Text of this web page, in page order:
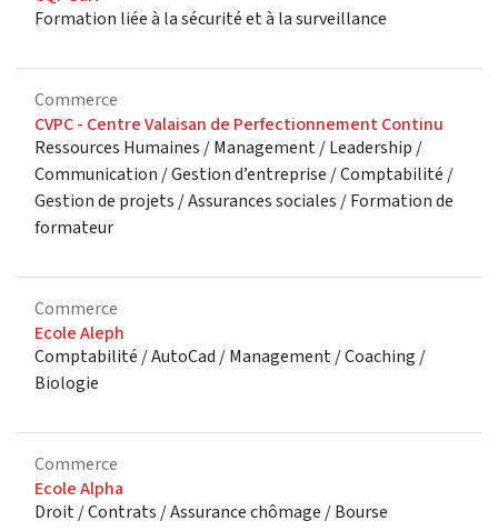
Formation liée à la sécurité et à la surveillance
Commerce
CVPC - Centre Valaisan de Perfectionnement Continu
Ressources Humaines / Management / Leadership /
Communication / Gestion d’entreprise / Comptabilité /
Gestion de projets / Assurances sociales / Formation de
formateur
Commerce
Ecole Aleph
Comptabilité / AutoCad / Management / Coaching /
Biologie
Commerce
Ecole Alpha
Droit / Contrats / Assurance chômage / Bourse